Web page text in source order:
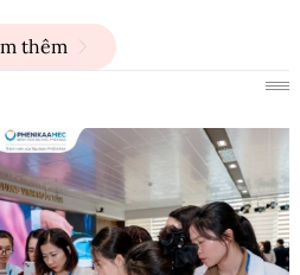
thêm